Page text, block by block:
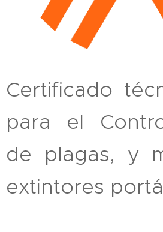
Certificado
para el
de plagas, y
extintores